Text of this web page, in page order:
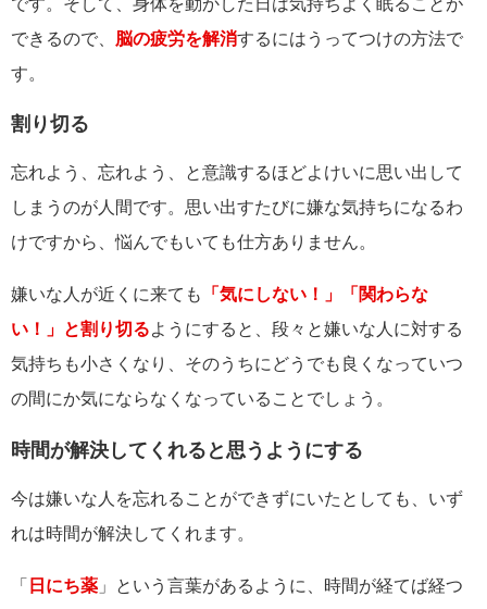
できるので、 脳の疲労を解消するにはうってつけの方法で
す。
割り切る
忘れよう、忘れよう、と意識するほどよけいに思い出して
しまうのが人間です。思い出すたびに嫌な気持ちになるわ
けですから、悩んでもいても仕方ありません。
嫌いな人が近くに来ても
「気にしない！」「関わらな
い！」と割り切るようにすると、段々と嫌いな人に対する
気持ちも小さくなり、そのうちにどうでも良くなっていつ
の間にか気にならなくなっていることでしょう。
時間が解決してくれると思うようにする
今は嫌いな人を忘れることができずにいたとしても、いず
れは時間が解決してくれます。
「 日にち薬 」という言葉があるように、時間が経てば経つ